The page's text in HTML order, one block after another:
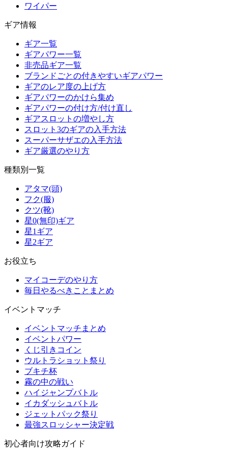
ワイパー
ギア情報
ギア一覧
ギアパワー一覧
非売品ギア一覧
ブランドごとの付きやすいギアパワー
ギアのレア度の上げ方
ギアパワーのかけら集め
ギアパワーの付け方/付け直し
ギアスロットの増やし方
スロット3のギアの入手方法
スーパーサザエの入手方法
ギア厳選のやり方
種類別一覧
アタマ(頭)
フク(服)
クツ(靴)
星0(無印)ギア
星1ギア
星2ギア
お役立ち
マイコーデのやり方
毎日やるべきことまとめ
イベントマッチ
イベントマッチまとめ
イベントパワー
くじ引きコイン
ウルトラショット祭り
ブキチ杯
霧の中の戦い
ハイジャンプバトル
イカダッシュバトル
ジェットパック祭り
最強スロッシャー決定戦
初心者向け攻略ガイド